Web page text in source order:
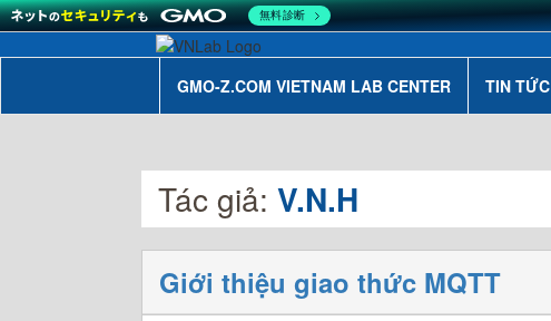
GMO-Z.COM VIETNAM LAB CENTER TIN TỨC
Tác giả: V.N.H
Giới thiệu giao thức MQTT
無料診断